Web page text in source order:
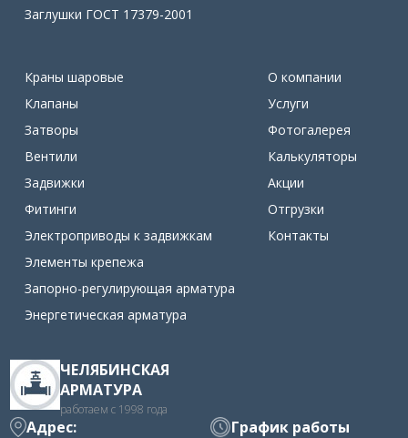
Заглушки ГОСТ 17379-2001
Краны шаровые
Клапаны
Затворы
Вентили
Задвижки
Фитинги
Электроприводы к задвижкам
Элементы крепежа
Запорно-регулирующая арматура
Энергетическая арматура
О компании
Услуги
Фотогалерея
Калькуляторы
Акции
Отгрузки
Контакты
ЧЕЛЯБИНСКАЯ
АРМАТУРА
работаем с 1998 года
Адрес: График работы